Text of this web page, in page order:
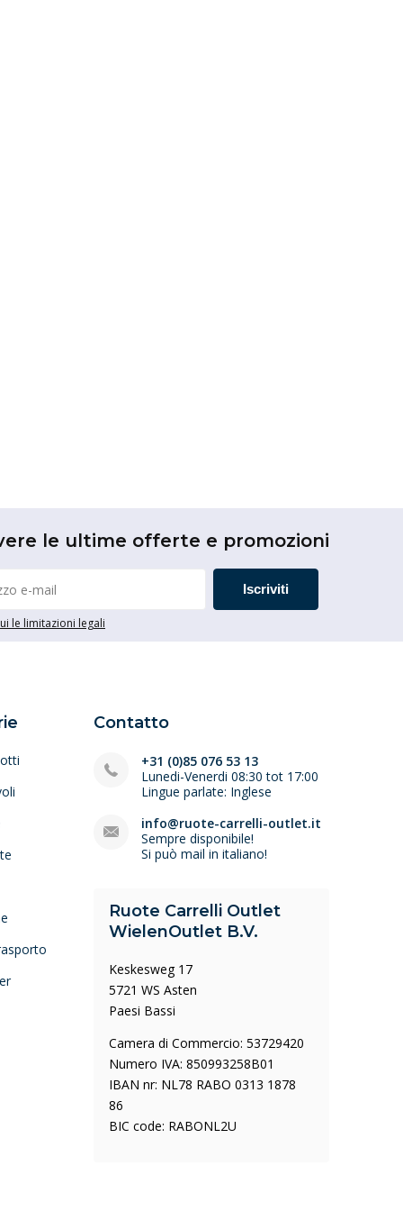
le ultime offerte e promozioni
Iscriviti
le limitazioni legali
Contatto
+31 (0)85 076 53 13
Lunedi-Venerdi 08:30 tot 17:00
Lingue parlate: Inglese
info@ruote-carrelli-outlet.it
Sempre disponibile!
Si può mail in italiano!
Ruote Carrelli Outlet
WielenOutlet B.V.
Keskesweg 17
5721 WS Asten
Paesi Bassi
Camera di Commercio: 53729420
Numero IVA: 850993258B01
IBAN nr: NL78 RABO 0313 1878
86
BIC code: RABONL2U